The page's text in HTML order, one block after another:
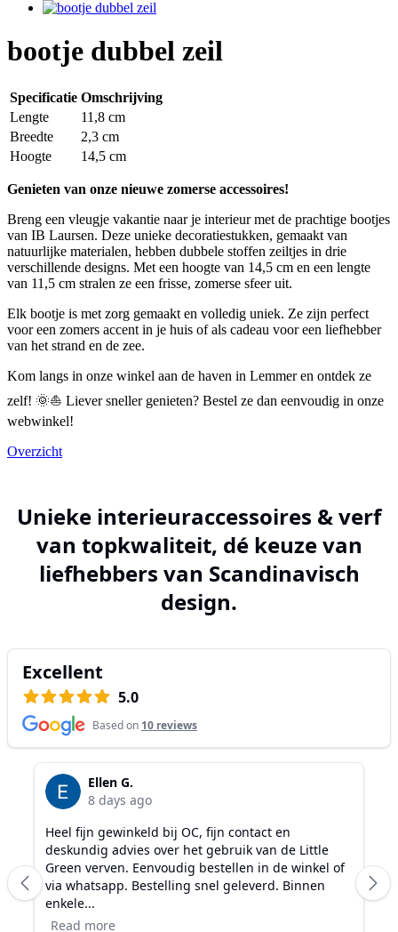
bootje dubbel zeil
Specificatie Omschrijving
Lengte
11,8 cm
Breedte
2,3 cm
Hoogte
14,5 cm
Genieten van onze nieuwe zomerse accessoires!
Breng een vleugje vakantie naar je interieur met de prachtige bootjes
van IB Laursen. Deze unieke decoratiestukken, gemaakt van
natuurlijke materialen, hebben dubbele stoffen zeiltjes in drie
verschillende designs. Met een hoogte van 14,5 cm en een lengte
van 11,5 cm stralen ze een frisse, zomerse sfeer uit.
Elk bootje is met zorg gemaakt en volledig uniek. Ze zijn perfect
voor een zomers accent in je huis of als cadeau voor een liefhebber
van het strand en de zee.
Kom langs in onze winkel aan de haven in Lemmer en ontdek ze
zelf! 🌞⛵ Liever sneller genieten? Bestel ze dan eenvoudig in onze
webwinkel!
Overzicht